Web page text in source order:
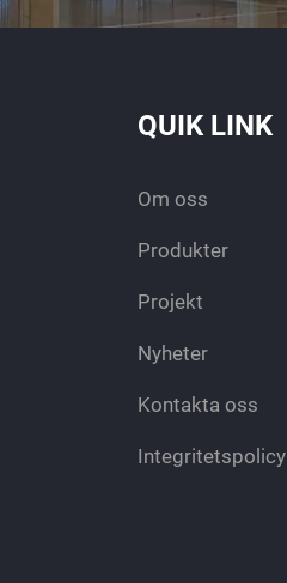
QUIK LINK
Om oss
Produkter
Projekt
Nyheter
Kontakta oss
Integritetspolicy